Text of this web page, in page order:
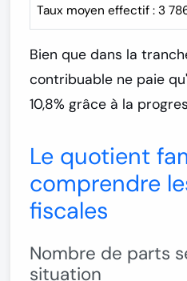
Taux moyen effectif : 3
Bien que dans la
contribuable ne paie
10,8% grâce à la
Le quotient
comprendre
fiscales
Nombre de parts
situation